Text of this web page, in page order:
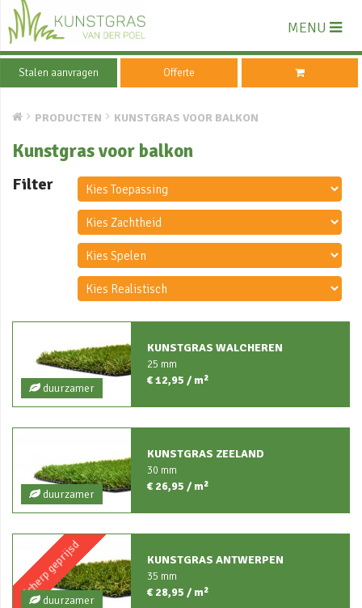
MENU
Stalen aanvragen Offerte
PRODUCTEN KUNSTGRAS VOOR BALKON
Kunstgras voor balkon
Filter
duurzamer
KUNSTGRAS WALCHEREN
25 mm
€ 12,95 / m²
duurzamer
KUNSTGRAS ZEELAND
30 mm
€ 26,95 / m²
Scherp geprijsd
duurzamer
KUNSTGRAS ANTWERPEN
35 mm
€ 28,95 / m²